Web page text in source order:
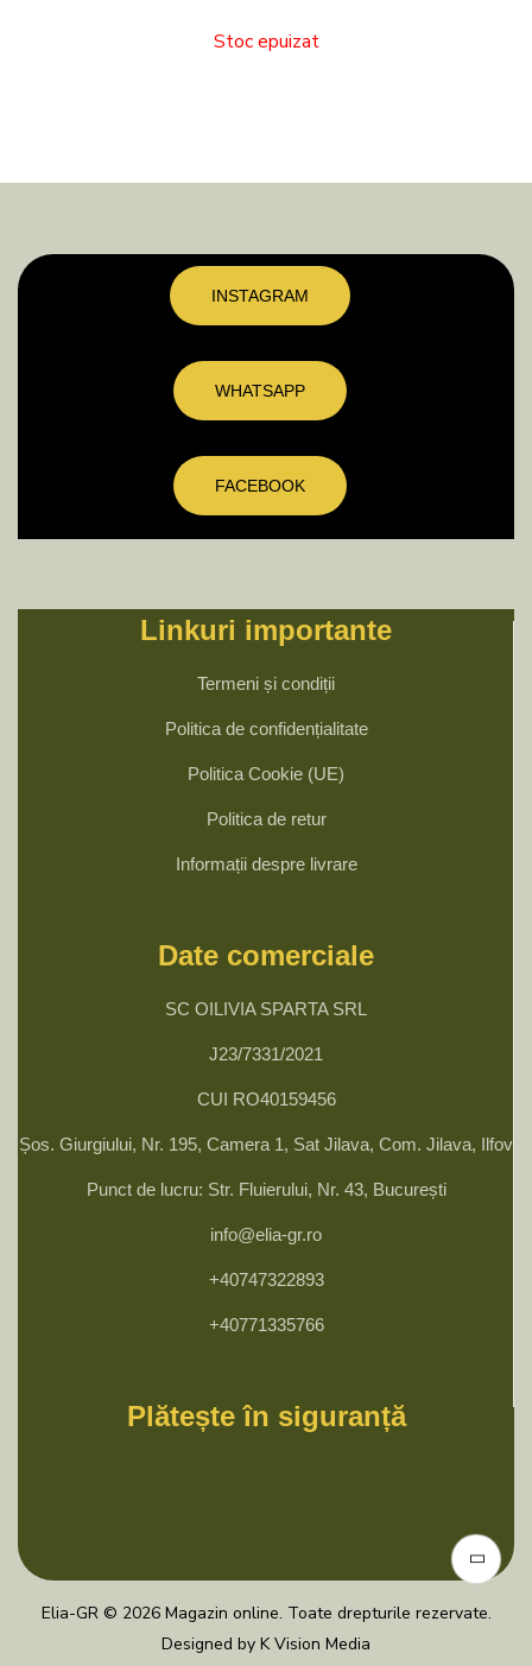
Stoc epuizat
INSTAGRAM
WHATSAPP
FACEBOOK
Linkuri importante
Termeni și condiții
Politica de confidențialitate
Politica Cookie (UE)
Politica de retur
Informații despre livrare
Date comerciale
SC OILIVIA SPARTA SRL
J23/7331/2021
CUI RO40159456
Șos. Giurgiului, Nr. 195, Camera 1, Sat Jilava, Com. Jilava, Ilfov
Punct de lucru: Str. Fluierului, Nr. 43, București
info@elia-gr.ro
+40747322893
+40771335766
Plătește în siguranță
Elia-GR © 2026 Magazin online. Toate drepturile rezervate.
Designed by K Vision Media